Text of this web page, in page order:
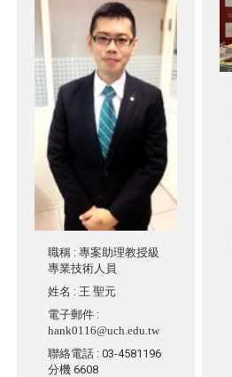
職稱 : 專案助理教授級
專業技術人員
姓名 : 王 聖元
電子郵件 :
hank0116@uch.edu.tw
聯絡電話 : 03-4581196
分機 6608